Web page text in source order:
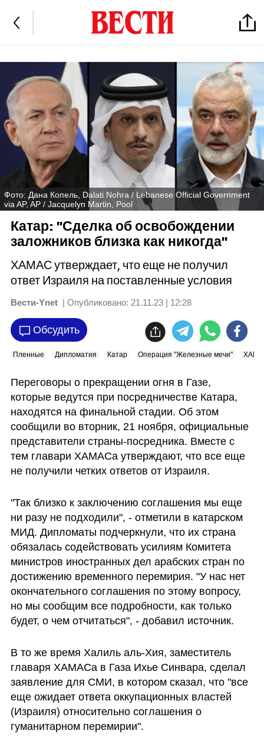
Фото: Дана Копель, Dalati Nohra / Lebanese Official Government
via AP, AP / Jacquelyn Martin, Pool
Катар: "Сделка об освобождении
заложников близка как никогда"
ХАМАС утверждает, что еще не получил
ответ Израиля на поставленные условия
Вести-Ynet | Опубликовано: 21.11.23 | 12:28
Обсудить
Пленные Дипломатия Катар Операция "Железные мечи"
Переговоры о прекращении огня в Газе,
которые ведутся при посредничестве Катара,
находятся на финальной стадии. Об этом
сообщили во вторник, 21 ноября, официальные
представители страны-посредника. Вместе с
тем главари ХАМАСа утверждают, что все еще
не получили четких ответов от Израиля.
"Так близко к заключению соглашения мы еще
ни разу не подходили", - отметили в катарском
МИД. Дипломаты подчеркнули, что их страна
обязалась содействовать усилиям Комитета
министров иностранных дел арабских стран по
достижению временного перемирия. "У нас нет
окончательного соглашения по этому вопросу,
но мы сообщим все подробности, как только
будет, о чем отчитаться", - добавил источник.
В то же время Халиль аль-Хия, заместитель
главаря ХАМАСа в Газа Ихье Синвара, сделал
заявление для СМИ, в котором сказал, что "все
еще ожидает ответа оккупационных властей
(Израиля) относительно соглашения о
гуманитарном перемирии".